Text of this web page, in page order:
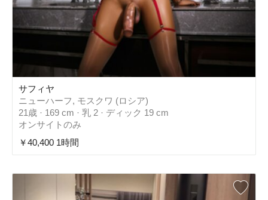
サフィヤ
ニューハーフ, モスクワ (ロシア)
21歳 · 169 cm · 乳 2 · ディック 19 cm
オンサイトのみ
￥40,400 1時間